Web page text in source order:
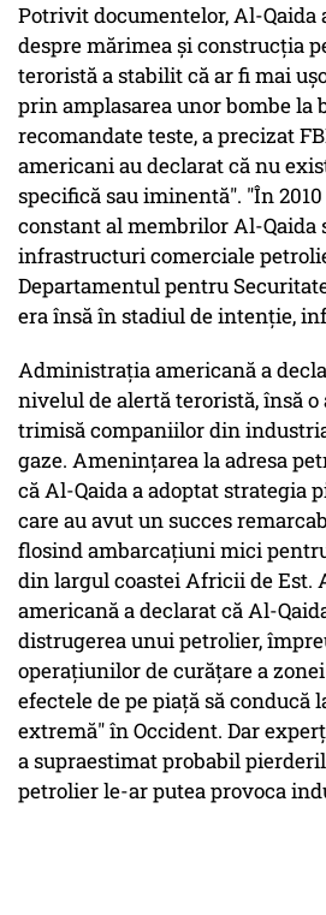
Potrivit documentelor, Al-
despre mărimea şi construcţia
teroristă a stabilit că ar fi mai
prin amplasarea unor bombe la
recomandate teste, a precizat
americani au declarat că nu
specifică sau iminentă". "În
constant al membrilor Al-Qaida
infrastructuri comerciale
Departamentul pentru
era însă în stadiul de intenţie,
Administraţia americană a
nivelul de alertă teroristă, însă
trimisă companiilor din
gaze. Ameninţarea la adresa
că Al-Qaida a adoptat strategia
care au avut un succes
flosind ambarcaţiuni mici
din largul coastei Africii de Est.
americană a declarat că Al-
distrugerea unui petrolier,
operaţiunilor de curăţare a
efectele de pe piaţă să conducă
extremă" în Occident. Dar
a supraestimat probabil
petrolier le-ar putea provoca